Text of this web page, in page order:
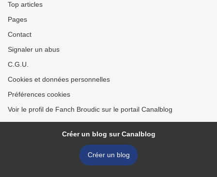
Top articles
Pages
Contact
Signaler un abus
C.G.U.
Cookies et données personnelles
Préférences cookies
Voir le profil de Fanch Broudic sur le portail Canalblog
Créer un blog sur Canalblog
Créer un blog